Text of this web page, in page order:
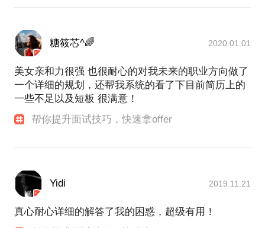
糖筱芯^🌈 2020.01.01
美女亲和力很强 也很耐心的对我未来的职业方向做了
一个详细的规划，还帮我系统的看了下目前简历上的
一些不足以及短板 很满意！
帮你提升面试技巧，快速拿offer
Yidi 2019.11.21
真心耐心详细的解答了我的困惑，超级有用！